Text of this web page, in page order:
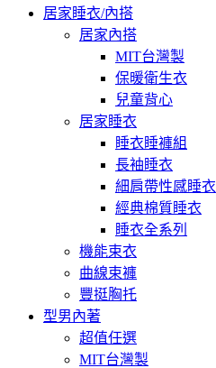
居家睡衣/內搭
居家內搭
MIT台灣製
保暖衛生衣
兒童背心
居家睡衣
睡衣睡褲組
長袖睡衣
細肩帶性感睡衣
經典棉質睡衣
睡衣全系列
機能束衣
曲線束褲
豐挺胸托
型男內著
超值任選
MIT台灣製